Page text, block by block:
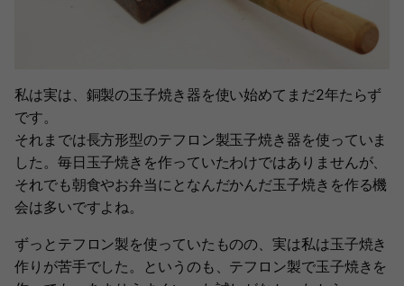
私は実は、銅製の玉子焼き器を使い始めてまだ2年たらず
です。
それまでは長方形型のテフロン製玉子焼き器を使っていま
した。毎日玉子焼きを作っていたわけではありませんが、
それでも朝食やお弁当にとなんだかんだ玉子焼きを作る機
会は多いですよね。
ずっとテフロン製を使っていたものの、実は私は玉子焼き
作りが苦手でした。というのも、テフロン製で玉子焼きを